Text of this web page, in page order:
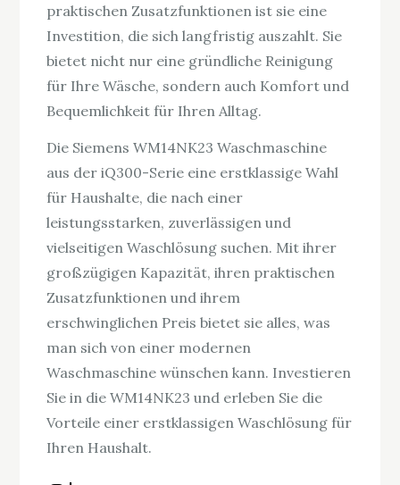
praktischen Zusatzfunktionen ist sie eine
Investition, die sich langfristig auszahlt. Sie
bietet nicht nur eine gründliche Reinigung
für Ihre Wäsche, sondern auch Komfort und
Bequemlichkeit für Ihren Alltag.
Die Siemens WM14NK23 Waschmaschine
aus der iQ300-Serie eine erstklassige Wahl
für Haushalte, die nach einer
leistungsstarken, zuverlässigen und
vielseitigen Waschlösung suchen. Mit ihrer
großzügigen Kapazität, ihren praktischen
Zusatzfunktionen und ihrem
erschwinglichen Preis bietet sie alles, was
man sich von einer modernen
Waschmaschine wünschen kann. Investieren
Sie in die WM14NK23 und erleben Sie die
Vorteile einer erstklassigen Waschlösung für
Ihren Haushalt.